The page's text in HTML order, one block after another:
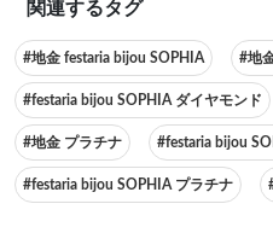
関連するタグ
#地金 festaria bijou SOPHIA #地
#festaria bijou SOPHIA ダイヤモンド
#地金 プラチナ #festaria bijou
#festaria bijou SOPHIA プラチナ